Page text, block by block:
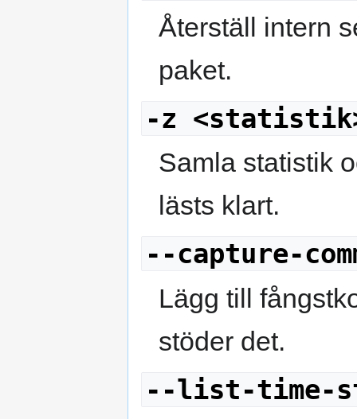
Återställ intern
paket.
-z
Samla statistik
lästs klart.
--capture-
Lägg till
stöder det.
--list-time-